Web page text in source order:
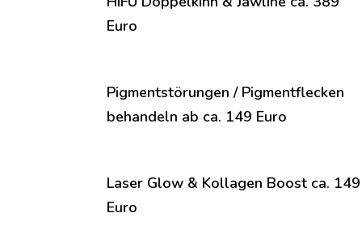
Euro
Pigmentstörungen / Pigmentflecken
behandeln ab ca. 149 Euro
Laser Glow & Kollagen Boost ca. 149
Euro